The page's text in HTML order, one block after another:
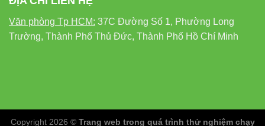
Văn phòng Tp HCM: 37C Đường Số 1, Phường Long
Trường, Thành Phố Thủ Đức, Thành Phố Hồ Chí Minh
Copyright 2026 © Trang web trong quá trình thử nghiệm chạy